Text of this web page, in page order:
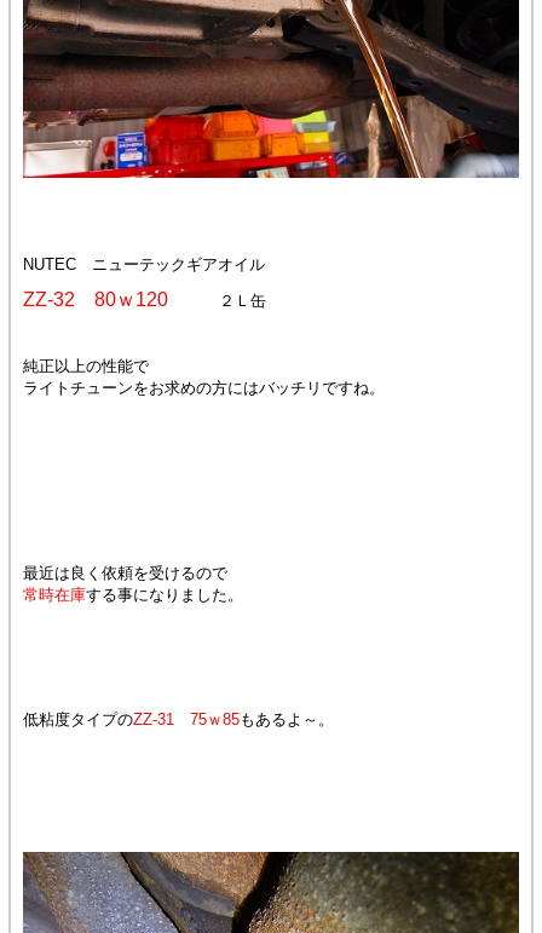
NUTEC ニューテックギアオイル
ZZ-32 80ｗ120 ２Ｌ缶
純正以上の性能で
ライトチューンをお求めの方にはバッチリですね。
最近は良く依頼を受けるので
常時在庫する事になりました。
低粘度タイプのZZ-31 75ｗ85もあるよ～。